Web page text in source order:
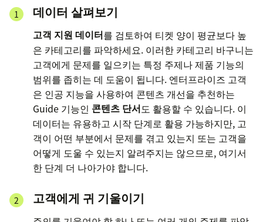
데이터 살펴보기
고객 지원 데이터를 검토하여 티켓 양이 평균보다 높
은 카테고리를 파악하세요. 이러한 카테고리 바구니는
고객에게 문제를 일으키는 특정 주제나 제품 기능의
범위를 좁히는 데 도움이 됩니다. 엔터프라이즈 고객
은 인공 지능을 사용하여 콘텐츠 개선을 추천하는
Guide 기능인 콘텐츠 단서도 활용할 수 있습니다. 이
데이터는 유용하고 시작 단계로 활용 가능하지만, 고
객이 어떤 부분에서 문제를 겪고 있는지 또는 고객을
어떻게 도울 수 있는지 알려주지는 않으므로, 여기서
한 단계 더 나아가야 합니다.
고객에게 귀 기울이기